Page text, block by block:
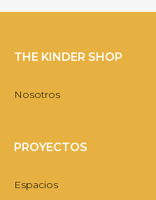
THE KINDER SHOP
Nosotros
PROYECTOS
Espacios